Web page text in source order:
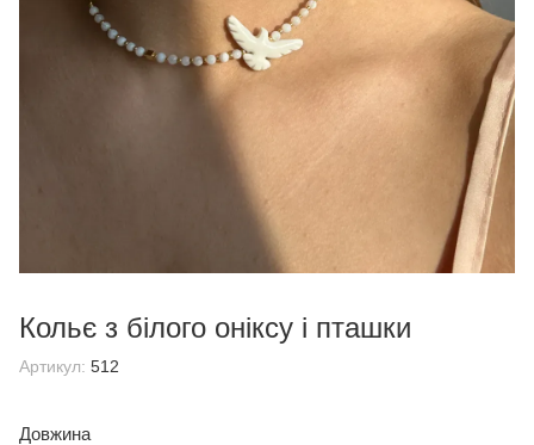
Кольє з білого оніксу і пташки
Артикул: 512
Довжина